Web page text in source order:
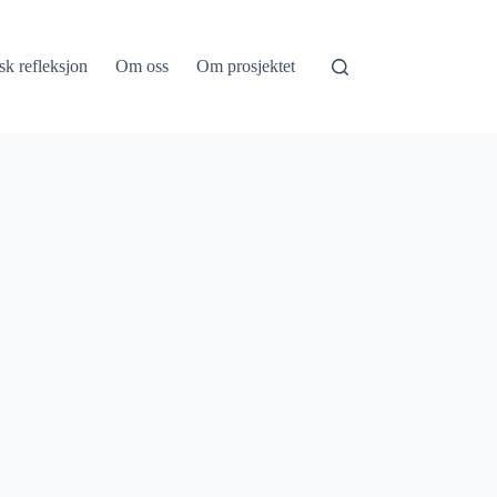
refleksjon Om oss Om prosjektet